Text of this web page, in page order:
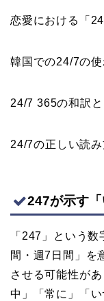
恋愛における「
韓国での24/7の使
24/7 365の和訳
24/7の正しい読み
247が示す
「247」という
間・週7日間」を
させる可能性が
中」「常に」「